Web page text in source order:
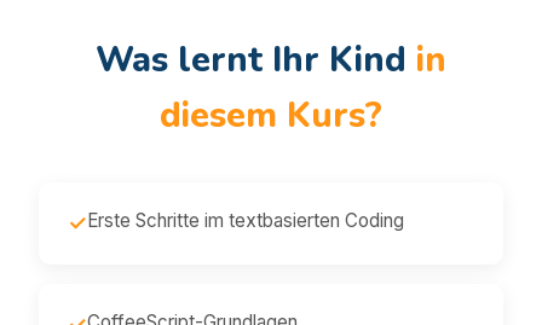
Was lernt Ihr Kind in
diesem Kurs?
✓ Erste Schritte im textbasierten Coding